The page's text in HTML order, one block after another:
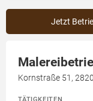
Jetzt
Kornstraße 51,
TÄTIGKEITEN